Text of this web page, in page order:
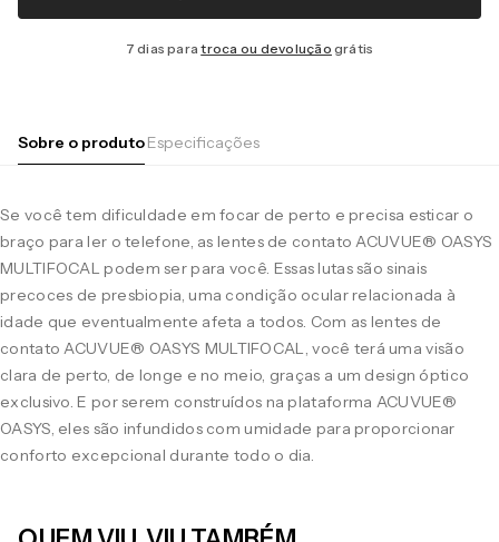
7 dias paratroca ou devolução grátis
Sobre o produtoEspecificações
Se você tem dificuldade em focar de perto e precisa esticar o
braço para ler o telefone, as lentes de contato ACUVUE® OASYS
MULTIFOCAL podem ser para você. Essas lutas são sinais
precoces de presbiopia, uma condição ocular relacionada à
idade que eventualmente afeta a todos. Com as lentes de
contato ACUVUE® OASYS MULTIFOCAL, você terá uma visão
clara de perto, de longe e no meio, graças a um design óptico
exclusivo. E por serem construídos na plataforma ACUVUE®
OASYS, eles são infundidos com umidade para proporcionar
conforto excepcional durante todo o dia.